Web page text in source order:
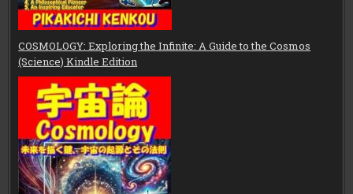
COSMOLOGY: Exploring the Infinite: A Guide to the Cosmos
(Science) Kindle Edition